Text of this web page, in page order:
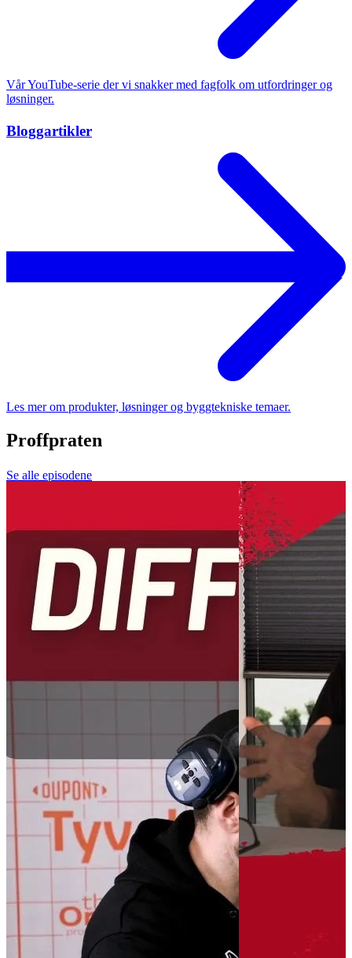
Vår YouTube-serie der vi snakker med fagfolk om utfordringer og
løsninger.
Bloggartikler
Les mer om produkter, løsninger og byggtekniske temaer.
Proffpraten
Se alle episodene